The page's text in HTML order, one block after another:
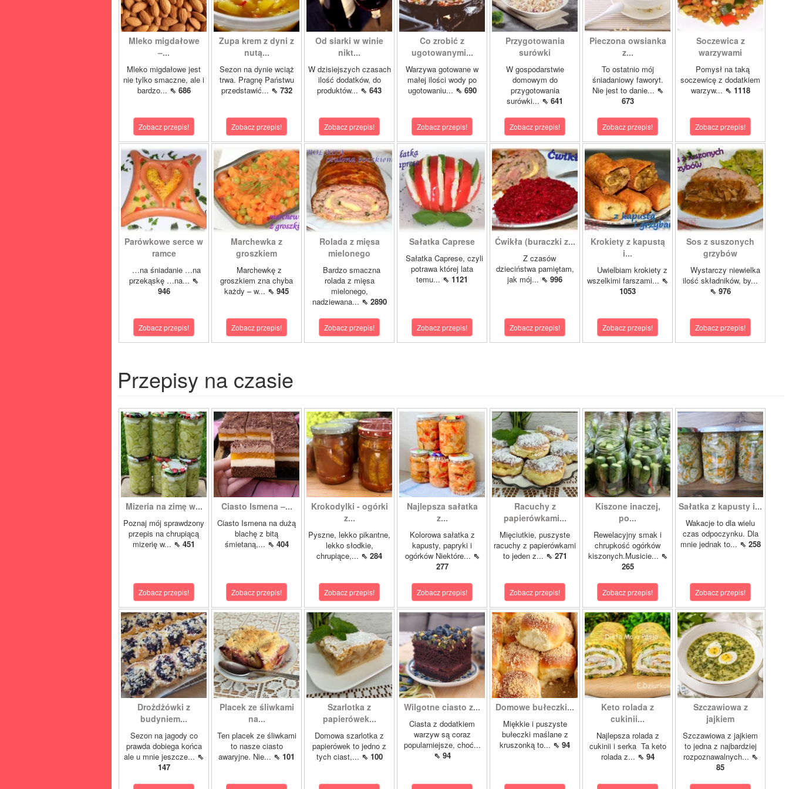
Mleko migdałowe
–...
Mleko migdałowe jest
nie tylko smaczne, ale i
bardzo... ⇖ 686
Zobacz przepis!
Zupa krem z dyni z
nutą...
Sezon na dynie wciąż
trwa. Pragnę Państwu
przedstawić... ⇖ 732
Zobacz przepis!
Od siarki w winie
nikt...
W dzisiejszych czasach
ilość dodatków, do
produktów... ⇖ 643
Zobacz przepis!
Co zrobić z
ugotowanymi...
Warzywa gotowane w
małej ilości wody po
ugotowaniu... ⇖ 690
Zobacz przepis!
Przygotowania
surówki
W gospodarstwie
domowym do
przygotowania
surówki... ⇖ 641
Zobacz przepis!
Pieczona owsianka
z...
To ostatnio mój
śniadaniowy faworyt.
Nie jest to danie... ⇖
673
Zobacz przepis!
Soczewica z
warzywami
Pomysł na taką
soczewicę z dodatkiem
warzyw... ⇖ 1118
Zobacz przepis!
Parówkowe serce w
ramce
…na śniadanie …na
przekąskę …na... ⇖
946
Zobacz przepis!
Marchewka z
groszkiem
Marchewkę z
groszkiem zna chyba
każdy – w... ⇖ 945
Zobacz przepis!
Rolada z mięsa
mielonego
Bardzo smaczna
rolada z mięsa
mielonego,
nadziewana... ⇖ 2890
Zobacz przepis!
Sałatka Caprese
Sałatka Caprese, czyli
potrawa której lata
temu... ⇖ 1121
Zobacz przepis!
Ćwikła (buraczki z...
Z czasów
dzieciństwa pamiętam,
jak mój... ⇖ 996
Zobacz przepis!
Krokiety z kapustą
i...
Uwielbiam krokiety z
wszelkimi farszami... ⇖
1053
Zobacz przepis!
Sos z suszonych
grzybów
Wystarczy niewielka
ilość składników, by...
⇖ 976
Zobacz przepis!
Przepisy na czasie
Mizeria na zimę w...
Poznaj mój sprawdzony
przepis na chrupiącą
mizerię w... ⇖ 451
Zobacz przepis!
Ciasto Ismena –...
Ciasto Ismena na dużą
blachę z bitą
śmietaną,... ⇖ 404
Zobacz przepis!
Krokodylki - ogórki
z...
Pyszne, lekko pikantne,
lekko słodkie,
chrupiące,... ⇖ 284
Zobacz przepis!
Najlepsza sałatka
z...
Kolorowa sałatka z
kapusty, papryki i
ogórków Niektóre... ⇖
277
Zobacz przepis!
Racuchy z
papierówkami...
Mięciutkie, puszyste
racuchy z papierówkami
to jeden z... ⇖ 271
Zobacz przepis!
Kiszone inaczej,
po...
Rewelacyjny smak i
chrupkość ogórków
kiszonych.Musicie... ⇖
265
Zobacz przepis!
Sałatka z kapusty i...
Wakacje to dla wielu
czas odpoczynku. Dla
mnie jednak to... ⇖ 258
Zobacz przepis!
Drożdżówki z
budyniem...
Sezon na jagody co
prawda dobiega końca
ale u mnie jeszcze... ⇖
147
Placek ze śliwkami
na...
Ten placek ze śliwkami
to nasze ciasto
awaryjne. Nie... ⇖ 101
Szarlotka z
papierówek...
Domowa szarlotka z
papierówek to jedno z
tych ciast,... ⇖ 100
Wilgotne ciasto z...
Ciasta z dodatkiem
warzyw są coraz
popularniejsze, choć...
⇖ 94
Domowe bułeczki...
Miękkie i puszyste
bułeczki maślane z
kruszonką to... ⇖ 94
Keto rolada z
cukinii...
Najlepsza rolada z
cukinii i serka Ta keto
rolada z... ⇖ 94
Szczawiowa z
jajkiem
Szczawiowa z jajkiem
to jedna z najbardziej
rozpoznawalnych... ⇖
85